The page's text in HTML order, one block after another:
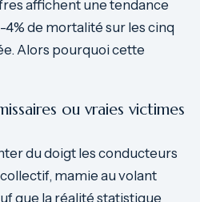
affichent une tendance
de mortalité sur les cinq
Alors pourquoi cette
ou vraies victimes
du doigt les conducteurs
mamie au volant
que la réalité statistique